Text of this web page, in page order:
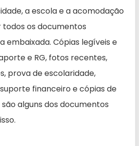
a escola e a acomodação
os documentos
embaixada. Cópias legíveis e
e RG, fotos recentes,
prova de escolaridade,
financeiro e cópias de
alguns dos documentos